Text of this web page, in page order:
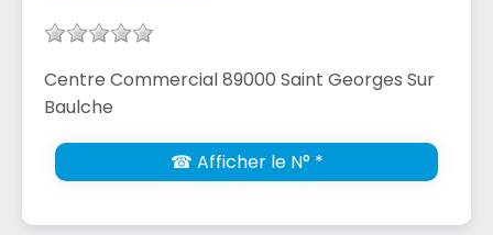
Centre Commercial 89000 Saint Georges Sur
Baulche
☎ Afficher le N° *